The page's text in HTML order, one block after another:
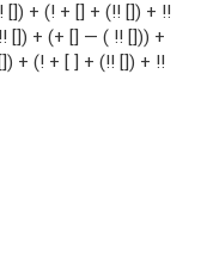
[]) + (! + [] + (!! []) + !!
[]) + (+ [] — ( !! [])) +
+ (! + [ ] + (!! []) + !!